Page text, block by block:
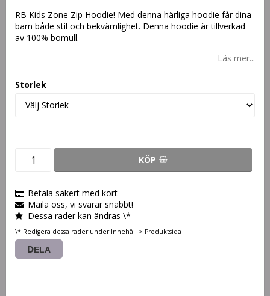
RB Kids Zone Zip Hoodie! Med denna härliga hoodie får dina
barn både stil och bekvämlighet. Denna hoodie är tillverkad
av 100% bomull.
Läs mer...
Storlek
KÖP
Betala säkert med kort
Maila oss, vi svarar snabbt!
Dessa rader kan ändras \*
\* Redigera dessa rader under Innehåll > Produktsida
DELA